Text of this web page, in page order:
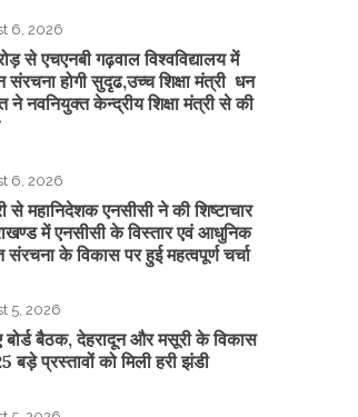
6, 2026
से एचएनबी गढ़वाल विश्वविद्यालय में
होगी सुदृढ,उच्च शिक्षा मंत्री धन
ने नवनियुक्त केन्द्रीय शिक्षा मंत्री से की
6, 2026
से महानिदेशक एनसीसी ने की शिष्टाचार
में एनसीसी के विस्तार एवं आधुनिक
के विकास पर हुई महत्वपूर्ण चर्चा
5, 2026
बोर्ड बैठक, देहरादून और मसूरी के विकास
बड़े प्रस्तावों को मिली हरी झंडी